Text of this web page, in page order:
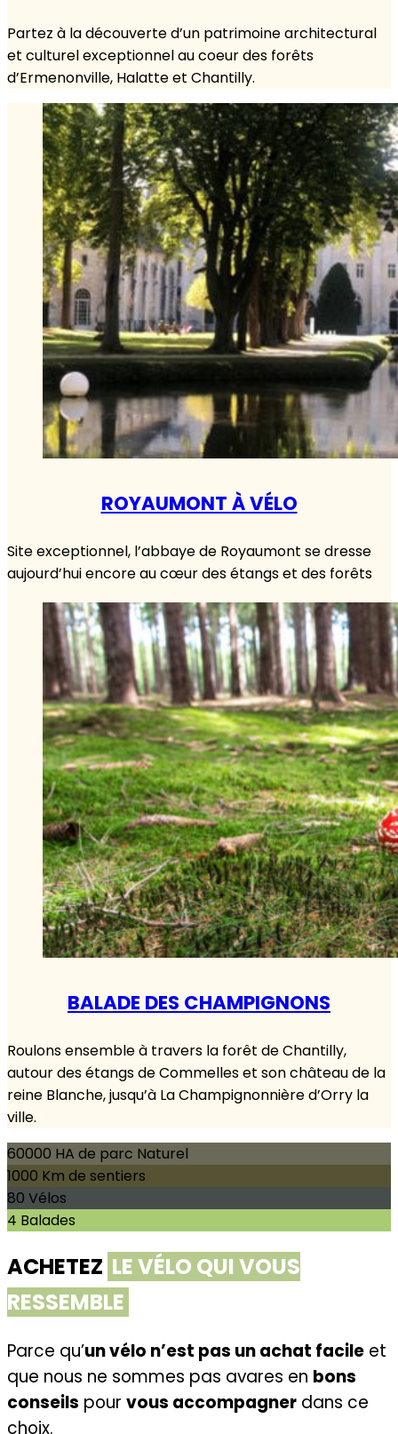
Partez à la découverte d’un patrimoine architectural
et culturel exceptionnel au coeur des forêts
d’Ermenonville, Halatte et Chantilly.
ROYAUMONT À VÉLO
Site exceptionnel, l’abbaye de Royaumont se dresse
aujourd’hui encore au cœur des étangs et des forêts
BALADE DES CHAMPIGNONS
Roulons ensemble à travers la forêt de Chantilly,
autour des étangs de Commelles et son château de la
reine Blanche, jusqu’à La Champignonnière d’Orry la
ville.
60000 HA de parc Naturel
1000 Km de sentiers
80 Vélos
4 Balades
ACHETEZ LE VÉLO QUI VOUS
RESSEMBLE
Parce qu’un vélo n’est pas un achat facile et
que nous ne sommes pas avares en bons
conseils pour vous accompagner dans ce
choix.